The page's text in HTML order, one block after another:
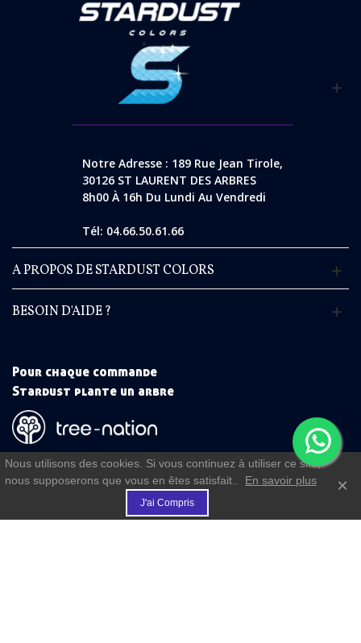
Notre Adresse : 189 Rue Jean Tirole,
30126 ST LAURENT DES ARBRES
8h00 À 16h Du Lundi Au Vendredi
Tél: 04.66.50.61.66
A PROPOS DE STARDUST COLORS
BESOIN D'AIDE ?
Pour chaque commande
Stardust plante un arbre
(commande à partir de 50 €)
€
Nous utilisons des cookies. Si vous continuez à utiliser ce site,
nous supposerons que vous en êtes satisfait..
En savoir plus
J'ai Compris
×